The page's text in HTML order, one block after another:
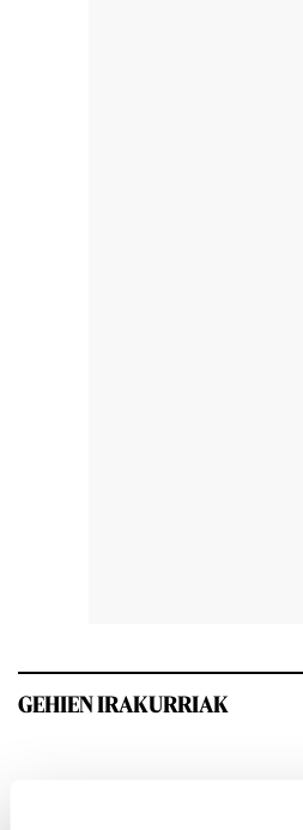
GEHIEN IRAKURRIAK